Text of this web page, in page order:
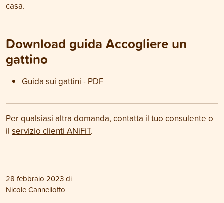
casa.
Download guida Accogliere un
gattino
Guida sui gattini - PDF
Per qualsiasi altra domanda, contatta il tuo consulente o
il servizio clienti ANiFiT.
28 febbraio 2023di
Nicole Cannellotto